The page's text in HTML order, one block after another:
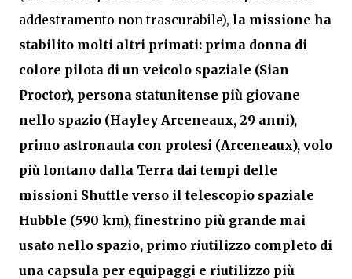
addestramento non trascurabile), la missione ha
stabilito molti altri primati: prima donna di
colore pilota di un veicolo spaziale (Sian
Proctor), persona statunitense più giovane
nello spazio (Hayley Arceneaux, 29 anni),
primo astronauta con protesi (Arceneaux), volo
più lontano dalla Terra dai tempi delle
missioni Shuttle verso il telescopio spaziale
Hubble (590 km), finestrino più grande mai
usato nello spazio, primo riutilizzo completo di
una capsula per equipaggi e riutilizzo più